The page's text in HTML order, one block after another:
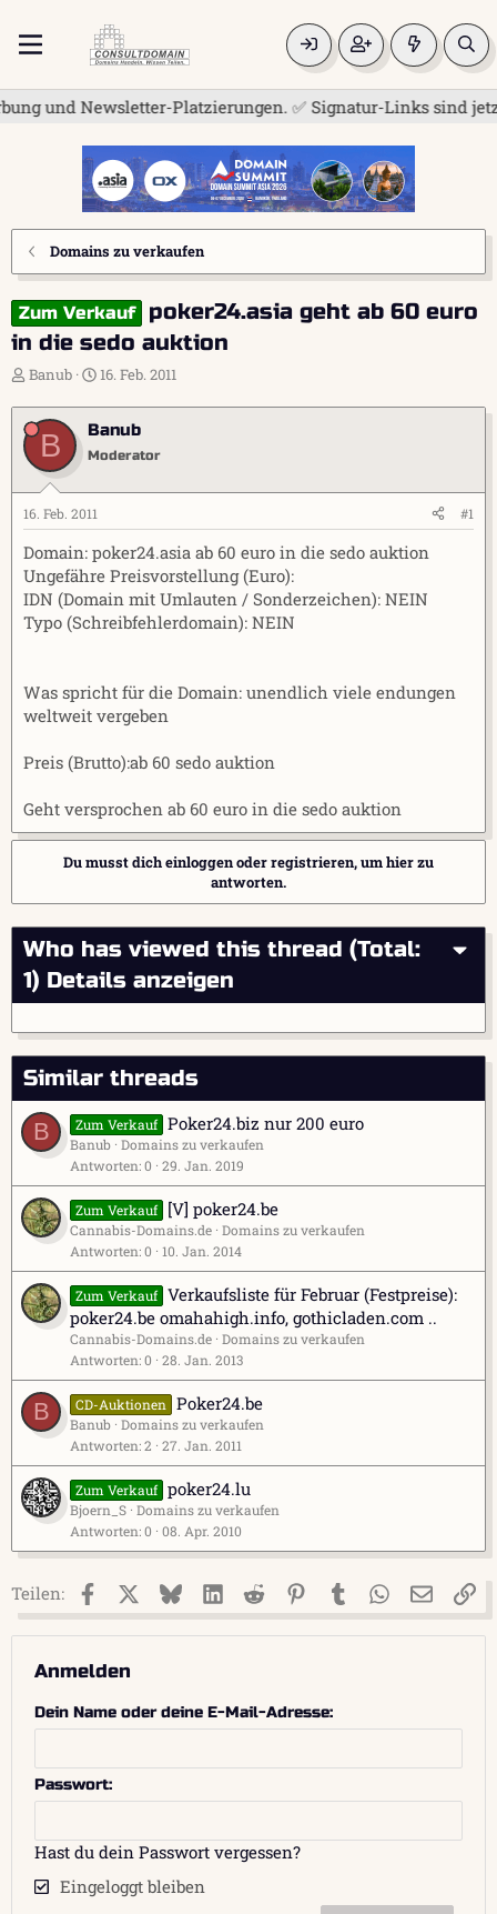
Newsletter-Platzierungen. ✅ Signatur-Links sind jetzt
Domains zu verkaufen
Zum Verkauf
poker24.asia geht ab 60 euro
in die sedo auktion
E
s
t
e
l
e
r
Banub
E
s
t
e
l
a
m
16. Feb. 2011
B Banub
Moderator
16. Feb. 2011 #1
Domain: poker24.asia ab 60 euro in die sedo auktion
Ungefähre Preisvorstellung (Euro):
IDN (Domain mit Umlauten / Sonderzeichen): NEIN
Typo (Schreibfehlerdomain): NEIN
Was spricht für die Domain: unendlich viele endungen
weltweit vergeben
Preis (Brutto):ab 60 sedo auktion
Geht versprochen ab 60 euro in die sedo auktion
Du musst dich einloggen oder registrieren, um hier zu
antworten.
Who has viewed this thread (Total:
1) Details anzeigen
Similar threads
B
Zum Verkauf Poker24.biz nur 200 euro
Banub Domains zu verkaufen
Antworten 0 29. Jan. 2019
Zum Verkauf [V] poker24.be
Cannabis-Domains.de Domains zu verkaufen
Antworten 0 10. Jan. 2014
Zum Verkauf Verkaufsliste für Februar (Festpreise):
poker24.be omahahigh.info, gothicladen.com ..
Cannabis-Domains.de Domains zu verkaufen
Antworten 0 28. Jan. 2013
B CD-Auktionen Poker24.be
Banub Domains zu verkaufen
Antworten 2 27. Jan. 2011
Zum Verkauf poker24.lu
Bjoern_S Domains zu verkaufen
Antworten 0 08. Apr. 2010
Teilen: FacebookX (Twitter)
BlueskyLinkedIn
Reddit PinterestTumblr WhatsApp
E-Mail
Anmelden
Dein Name oder deine E-Mail-Adresse
Passwort
Hast du dein Passwort vergessen?
Eingeloggt bleiben